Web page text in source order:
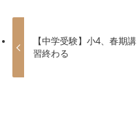
【中学受験】小4、春期講
習終わる